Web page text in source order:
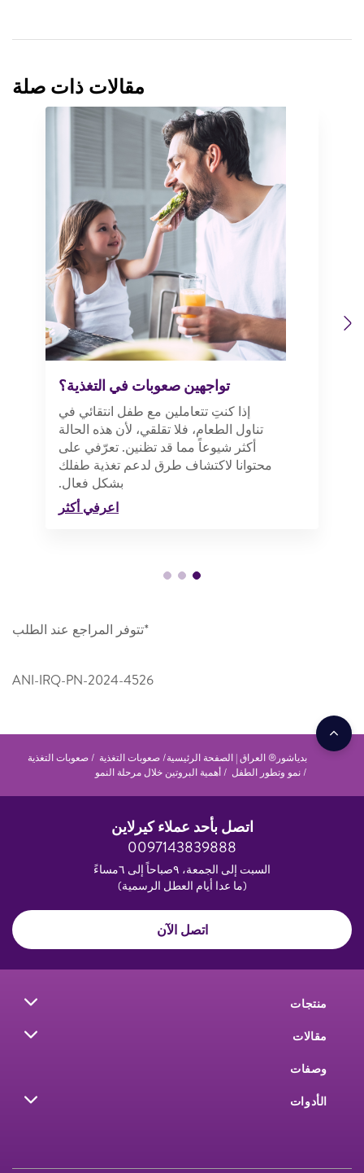
مقالات ذات صلة
Previous
تواجهين صعوبات في التغذية؟
إذا كنتِ تتعاملين مع طفل انتقائي في
تناول الطعام، فلا تقلقي، لأن هذه الحالة
أكثر شيوعاً مما قد تظنين. تعرّفي على
محتوانا لاكتشاف طرق لدعم تغذية طفلك
بشكل فعال.
اعرفي أكثر
*تتوفر المراجع عند الطلب
ANI-IRQ-PN-2024-4526
بدياشور® العراق | الصفحة الرئيسية صعوبات التغذية
صعوبات التغذية
نمو وتطور الطفل
أهمية البروتين خلال مرحلة النمو
اتصل بأحد عملاء كيرلاين
0097143839888
السبت إلى الجمعة، ٩صباحاً إلى ٦مساءً
(ما عدا أيام العطل الرسمية)
اتصل الآن
منتجات
مقالات
وصفات
الأدوات